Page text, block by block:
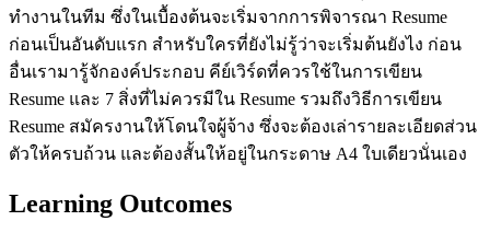
ทำงานในทีม ซึ่งในเบื้องต้นจะเริ่มจากการพิจารณา Resume
ก่อนเป็นอันดับแรก สำหรับใครที่ยังไม่รู้ว่าจะเริ่มต้นยังไง ก่อน
อื่นเรามารู้จักองค์ประกอบ คีย์เวิร์ดที่ควรใช้ในการเขียน
Resume และ 7 สิ่งที่ไม่ควรมีใน Resume รวมถึงวิธีการเขียน
Resume สมัครงานให้โดนใจผู้จ้าง ซึ่งจะต้องเล่ารายละเอียดส่วน
ตัวให้ครบถ้วน และต้องสั้นให้อยู่ในกระดาษ A4 ใบเดียวนั่นเอง
Learning Outcomes